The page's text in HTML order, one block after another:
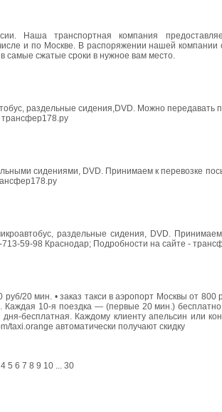
Наша транспортная компания
и по Москве. В распоряжении нашей компании
самые сжатые сроки в нужное вам место.
раздельные сидения,DVD. Можно передавать
сидениями, DVD. Принимаем к перевозке
раздельные сидения, DVD.
59-98 Краснодар; Подробности на сайте -
20 мин. • заказ такси в аэропорт Москвы от 800
Каждая 10-я поездка — (первые 20 мин.)
бесплатная. Каждому клиенту апельсин или
taxi.orange автоматически получают скидку
4 5 6 7 8 9 10... 30